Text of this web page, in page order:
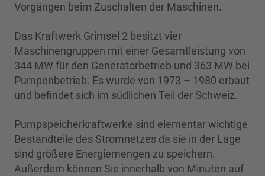
Vorgängen beim Zuschalten der Maschinen.
Das Kraftwerk Grimsel 2 besitzt vier
Maschinengruppen mit einer Gesamtleistung von
344 MW für den Generatorbetrieb und 363 MW bei
Pumpenbetrieb. Es wurde von 1973 – 1980 erbaut
und befindet sich im südlichen Teil der Schweiz.
Pumpspeicherkraftwerke sind elementar wichtige
Bestandteile des Stromnetzes da sie in der Lage
sind größere Energiemengen zu speichern.
Außerdem können Sie innerhalb von Minuten auf